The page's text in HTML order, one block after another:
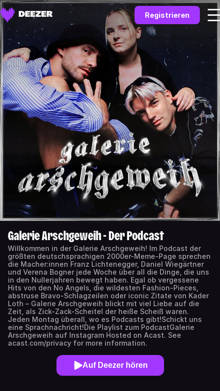
Registrieren
Galerie Arschgeweih - Der Podcast
Willkommen in der Galerie Arschgeweih! Im Podcast der
größten deutschsprachigen 2000er-Meme-Page sprechen
die Macher:innen Franz Lichtenegger, Daniel Wiegärtner
und Verena Bogner jede Woche über all die Dinge, die uns
in den Nullerjahren bewegt haben. Egal ob vergessene
Hits von den No Angels, die wildesten Fashion-Pieces,
abstruse Bravo-Schlagzeilen oder iconic Zitate von Kader
Loth – Galerie Arschgeweih blickt mit viel Liebe auf die
Zeit, als Zick-Zack-Scheitel der heiße Scheiß waren.
Jeden Montag überall, wo es Podcasts gibt!Schickt uns
eine Sprachnachricht!Die Playlist zum PodcastGalerie
Arschgeweih auf Instagram Hosted on Acast. See
acast.com/privacy for more information.
Auf Deezer hören